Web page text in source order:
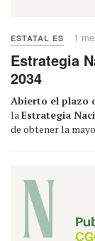
ESTATAL ES 1
Estrategia
2034
Abierto el plazo
laEstrategia
de obtener la